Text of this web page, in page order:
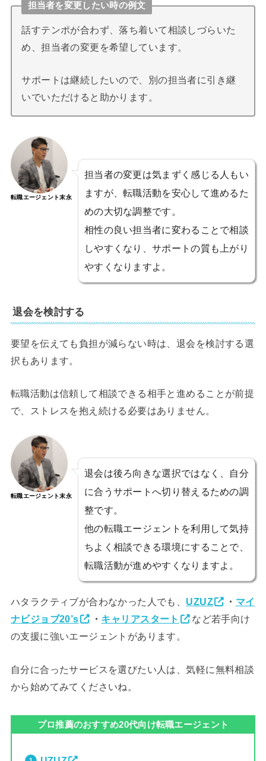
担当者を変更したい時の例文
話すテンポが合わず、落ち着いて相談しづらいた
め、担当者の変更を希望しています。
サポートは継続したいので、別の担当者に引き継
いでいただけると助かります。
転職エージェント末永
担当者の変更は気まずく感じる人もい
ますが、転職活動を安心して進めるた
めの大切な調整です。
相性の良い担当者に変わることで相談
しやすくなり、サポートの質も上がり
やすくなりますよ。
退会を検討する
要望を伝えても負担が減らない時は、退会を検討する選
択もあります。
転職活動は信頼して相談できる相手と進めることが前提
で、ストレスを抱え続ける必要はありません。
転職エージェント末永
退会は後ろ向きな選択ではなく、自分
に合うサポートへ切り替えるための調
整です。
他の転職エージェントを利用して気持
ちよく相談できる環境にすることで、
転職活動が進めやすくなりますよ。
ハタラクティブが合わなかった人でも、 UZUZ ・ マイ
ナビジョブ20’s
・ キャリアスタート
など若手向け
の支援に強いエージェントがあります。
自分に合ったサービスを選びたい人は、気軽に無料相談
から始めてみてくださいね。
プロ推薦のおすすめ20代向け転職エージェント